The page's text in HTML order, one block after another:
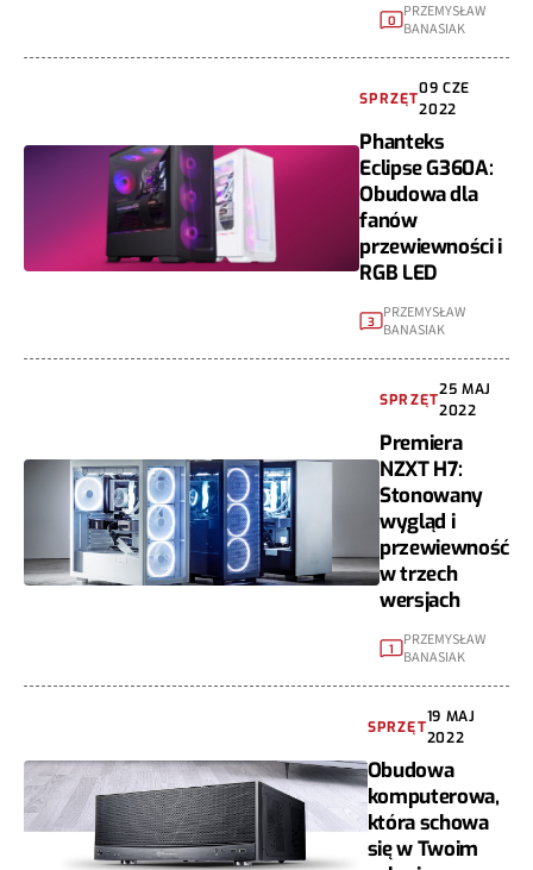
0
PRZEMYSŁAW
BANASIAK
SPRZĘT
09 CZE
2022
Phanteks
Eclipse G360A:
Obudowa dla
fanów
przewiewności i
RGB LED
3
PRZEMYSŁAW
BANASIAK
SPRZĘT
25 MAJ
2022
Premiera
NZXT H7:
Stonowany
wygląd i
przewiewność
w trzech
wersjach
1
PRZEMYSŁAW
BANASIAK
SPRZĘT
19 MAJ
2022
Obudowa
komputerowa,
która schowa
się w Twoim